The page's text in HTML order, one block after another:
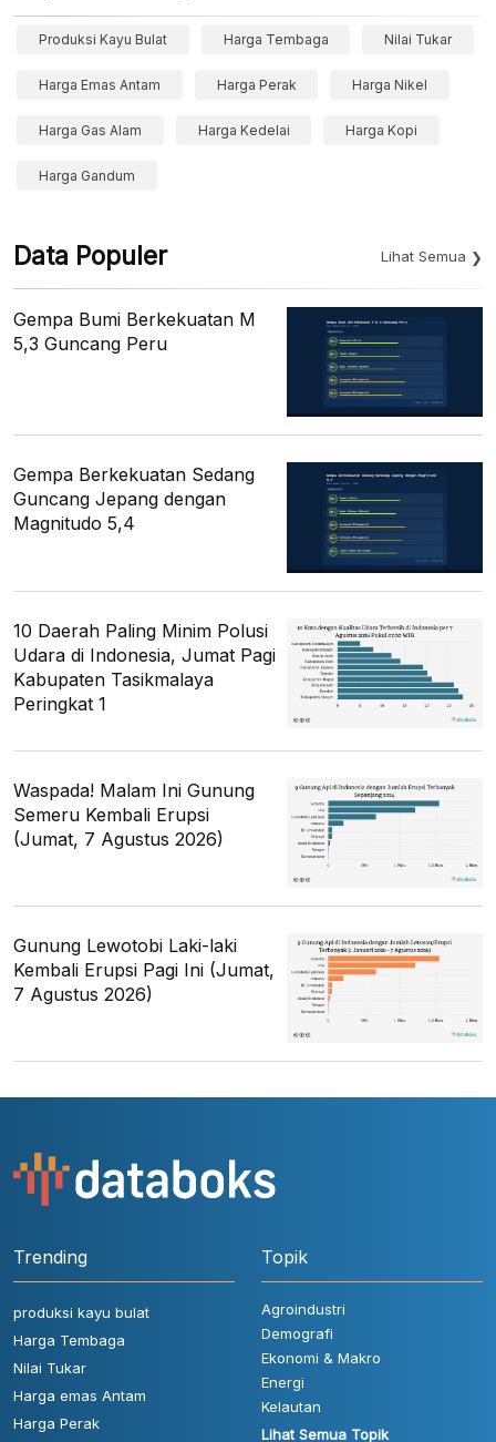
Produksi Kayu Bulat Harga Tembaga Nilai Tukar
Harga Emas Antam Harga Perak Harga Nikel
Harga Gas Alam Harga Kedelai Harga Kopi
Harga Gandum
Data Populer Lihat Semua
Gempa Bumi Berkekuatan M
5,3 Guncang Peru
Gempa Berkekuatan Sedang
Guncang Jepang dengan
Magnitudo 5,4
10 Daerah Paling Minim Polusi
Udara di Indonesia, Jumat Pagi
Kabupaten Tasikmalaya
Peringkat 1
Waspada! Malam Ini Gunung
Semeru Kembali Erupsi
(Jumat, 7 Agustus 2026)
Gunung Lewotobi Laki-laki
Kembali Erupsi Pagi Ini (Jumat,
7 Agustus 2026)
Trending
produksi kayu bulat
Harga Tembaga
Nilai Tukar
Harga emas Antam
Harga Perak
Topik
Agroindustri
Demografi
Ekonomi & Makro
Energi
Kelautan
Lihat Semua Topik